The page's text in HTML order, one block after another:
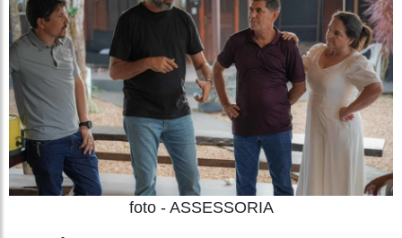
foto - ASSESSORIA